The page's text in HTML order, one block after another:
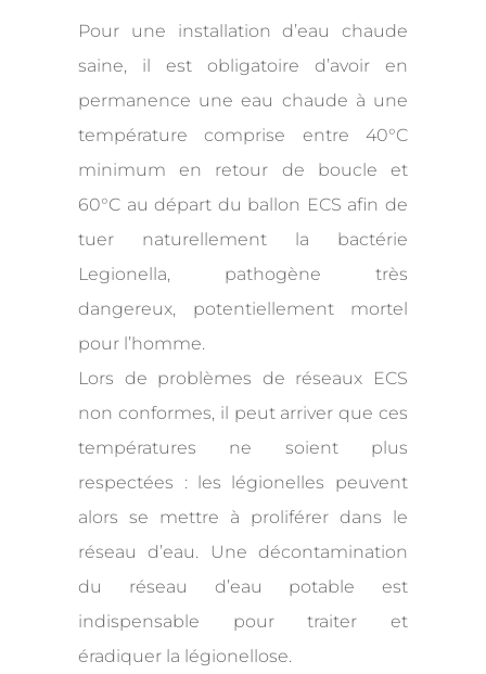
Pour une installation d’eau chaude
saine, il est obligatoire d’avoir en
permanence une eau chaude à une
température comprise entre 40°C
minimum en retour de boucle et
60°C au départ du ballon ECS afin de
tuer naturellement la bactérie
Legionella, pathogène très
dangereux, potentiellement mortel
pour l’homme.
Lors de problèmes de réseaux ECS
non conformes, il peut arriver que ces
températures ne soient plus
respectées : les légionelles peuvent
alors se mettre à proliférer dans le
réseau d’eau. Une décontamination
du réseau d’eau potable est
indispensable pour traiter et
éradiquer la légionellose.